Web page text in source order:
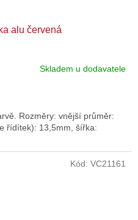
alu červená
Skladem u dodavatele
Rozměry: vnější průměr:
řídítek): 13,5mm, šířka:
Kód: VC21161